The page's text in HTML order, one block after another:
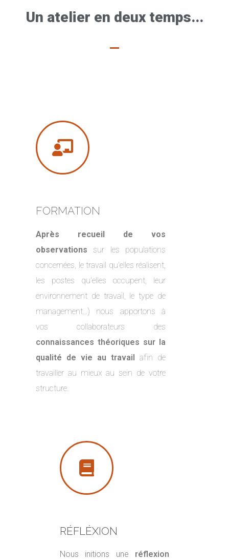
Un atelier en deux temps...
FORMATION
Après recueil de vos
observations sur les populations
concernées, le travail qu'elles réalisent,
les postes qu'elles occupent, leur
environnement de travail, le type de
management...) nous apportons à
vos collaborateurs des
connaissances théoriques sur la
qualité de vie au travail afin de
travailler au mieux au sein de votre
structure.
RÉFLÉXION
Nous initions une réflexion